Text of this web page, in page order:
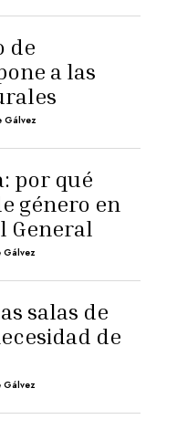
de
a las
Gálvez
por qué
género en
General
Gálvez
salas de
de
Gálvez